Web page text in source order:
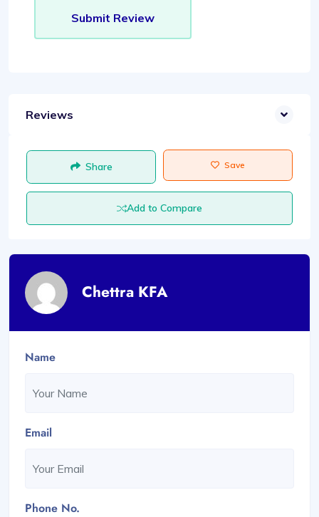
Reviews
Share Save
Add to Compare
Chettra KFA
Name
Email
Phone No.